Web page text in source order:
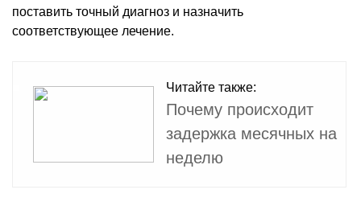
поставить точный диагноз и назначить
соответствующее лечение.
Читайте также:
Почему происходит
задержка месячных на
неделю